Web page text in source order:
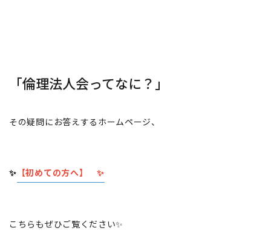
「倫理法人会ってなに？」
その疑問にお答えするホームページ、
✨ 【初めての方へ】 ✨
こちらもぜひご覧ください✨